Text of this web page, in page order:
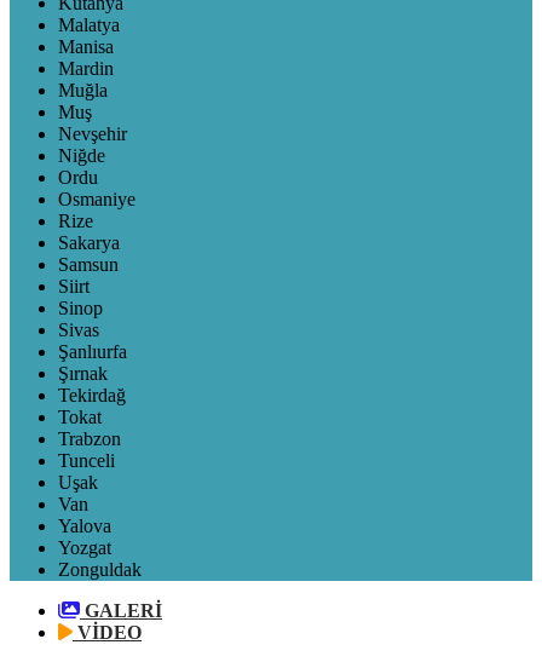
Malatya
Manisa
Mardin
Muğla
Muş
Nevşehir
Niğde
Ordu
Osmaniye
Rize
Sakarya
Samsun
Siirt
Sinop
Sivas
Şanlıurfa
Şırnak
Tekirdağ
Tokat
Trabzon
Tunceli
Uşak
Van
Yalova
Yozgat
Zonguldak
GALERİ
VİDEO